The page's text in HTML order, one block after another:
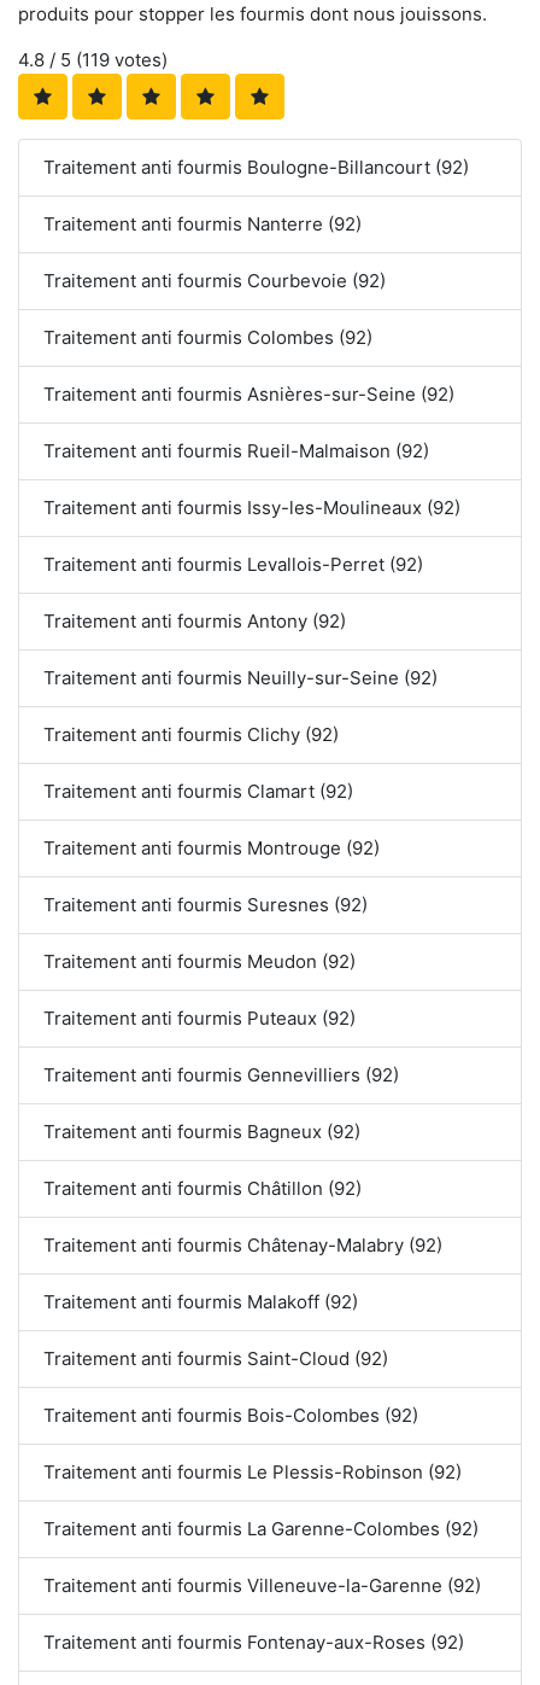
produits pour stopper les fourmis dont nous jouissons.
4.8 / 5 (119 votes)
Traitement anti fourmis Boulogne-Billancourt (92)
Traitement anti fourmis Nanterre (92)
Traitement anti fourmis Courbevoie (92)
Traitement anti fourmis Colombes (92)
Traitement anti fourmis Asnières-sur-Seine (92)
Traitement anti fourmis Rueil-Malmaison (92)
Traitement anti fourmis Issy-les-Moulineaux (92)
Traitement anti fourmis Levallois-Perret (92)
Traitement anti fourmis Antony (92)
Traitement anti fourmis Neuilly-sur-Seine (92)
Traitement anti fourmis Clichy (92)
Traitement anti fourmis Clamart (92)
Traitement anti fourmis Montrouge (92)
Traitement anti fourmis Suresnes (92)
Traitement anti fourmis Meudon (92)
Traitement anti fourmis Puteaux (92)
Traitement anti fourmis Gennevilliers (92)
Traitement anti fourmis Bagneux (92)
Traitement anti fourmis Châtillon (92)
Traitement anti fourmis Châtenay-Malabry (92)
Traitement anti fourmis Malakoff (92)
Traitement anti fourmis Saint-Cloud (92)
Traitement anti fourmis Bois-Colombes (92)
Traitement anti fourmis Le Plessis-Robinson (92)
Traitement anti fourmis La Garenne-Colombes (92)
Traitement anti fourmis Villeneuve-la-Garenne (92)
Traitement anti fourmis Fontenay-aux-Roses (92)